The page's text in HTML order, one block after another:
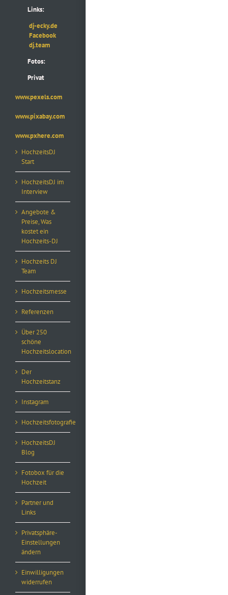
Links:
dj-ecky.de
Facebook
dj.team
Fotos:
Privat
www.pexels.com
www.pixabay.com
www.pxhere.com
HochzeitsDJ
Start
HochzeitsDJ im
Interview
Angebote &
Preise, Was
kostet ein
Hochzeits-DJ
Hochzeits DJ
Team
Hochzeitsmesse
Referenzen
Über 250
schöne
Hochzeitslocation
Der
Hochzeitstanz
Instagram
Hochzeitsfotografie
HochzeitsDJ
Blog
Fotobox für die
Hochzeit
Partner und
Links
Privatsphäre-
Einstellungen
ändern
Einwilligungen
widerrufen